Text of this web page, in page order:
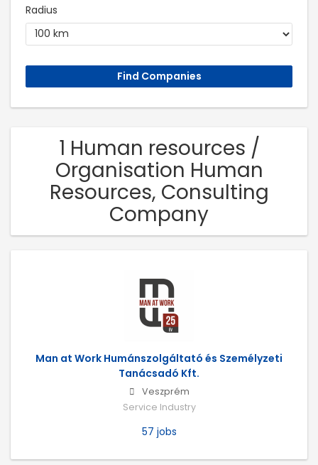
Radius
1 Human resources /
Organisation Human
Resources, Consulting
Company
Man at Work Humánszolgáltató és Személyzeti
Tanácsadó Kft.
Veszprém
Service Industry
57 jobs